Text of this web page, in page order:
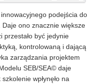
podejścia do
ono znacznie większe
przestało być jedynie
kontrolowaną i dającą
zarządzania projektem
SEB/SEA© daje
wpłynęło na